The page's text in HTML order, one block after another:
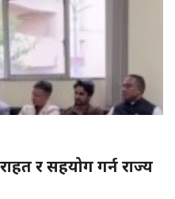
र सहयोग गर्न राज्य